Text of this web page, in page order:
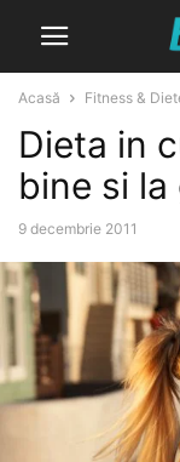
Acasă Fitness &
Dieta in
bine si la
9 decembrie 2011